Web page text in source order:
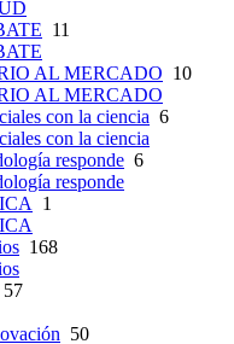
11
AL MERCADO 10
AL MERCADO
con la ciencia 6
con la ciencia
responde 6
responde
1
168
57
50